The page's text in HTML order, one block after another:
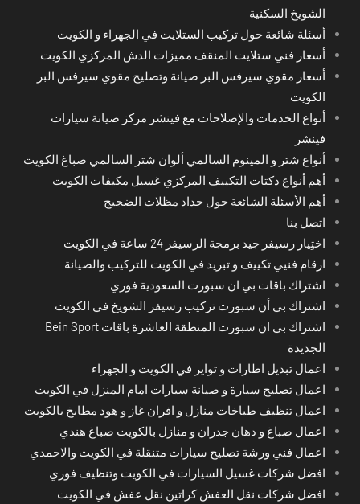
الشويخ السكنية
أسئلة شائعة حول تركيب الستلايت في الجهراء و الكويت
أسعار فني ستلايت المنقف مميزات الدش المركزي الكويت
أسعار مقوي سيرفس البر صيانة وتصليح مقوي سيرفس البر
الكويت
أنواع الخدمات والإصلاحات مع فينشر مركز صيانة سيارات
فينشر
أنواع شتر و المينوم السالمي ألوان شتر السالمي صباغ الكويت
أهم أنواع دكتات التكييف المركزي غسيل مكيفات الكويت
أهم الأسئلة الشائعة حول حداد مظلات الضجيج
اتصل بنا
اختِيار رسيفر جيد برمجة الرسيفر 24 ساعة في الكويت
ارقام فنيي تكييف و تبريد في الكويت للتركيب والصيانة
اشتراك باقات بي ان سبورت السعودية فوري
اشتراك بي أن سبورت تركيب رسيفر الشويخ في الكويت
اشتراك بي ان سبورت المنطقة العاشرة باقات Bein Sport
الجديدة
اعمال تبديل اطارات و تواير في الكويت و الجهراء
اعمال تصليح سيارة و صيانة سيارات امام المنزل في الكويت
اعمال تنظيف طباخات منازل و افران غاز و هود مطابخ بالكويت
اعمال صباغ و دهان جدران و منازل بالكويت صباغ هندي
اعمال فني ورشة تصليح سيارات متنقلة في الكويت والاحمدي
افضل شركات غسيل السيارات في الكويت وتنظيف فوري
افضل شركات نقل العفش كراتين نقل عفش في الكويت